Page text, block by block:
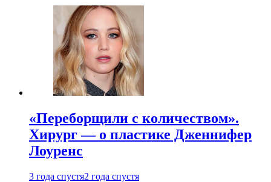
«Переборщили с количеством».
Хирург — о пластике Дженнифер
Лоуренс
3 года спустя2 года спустя